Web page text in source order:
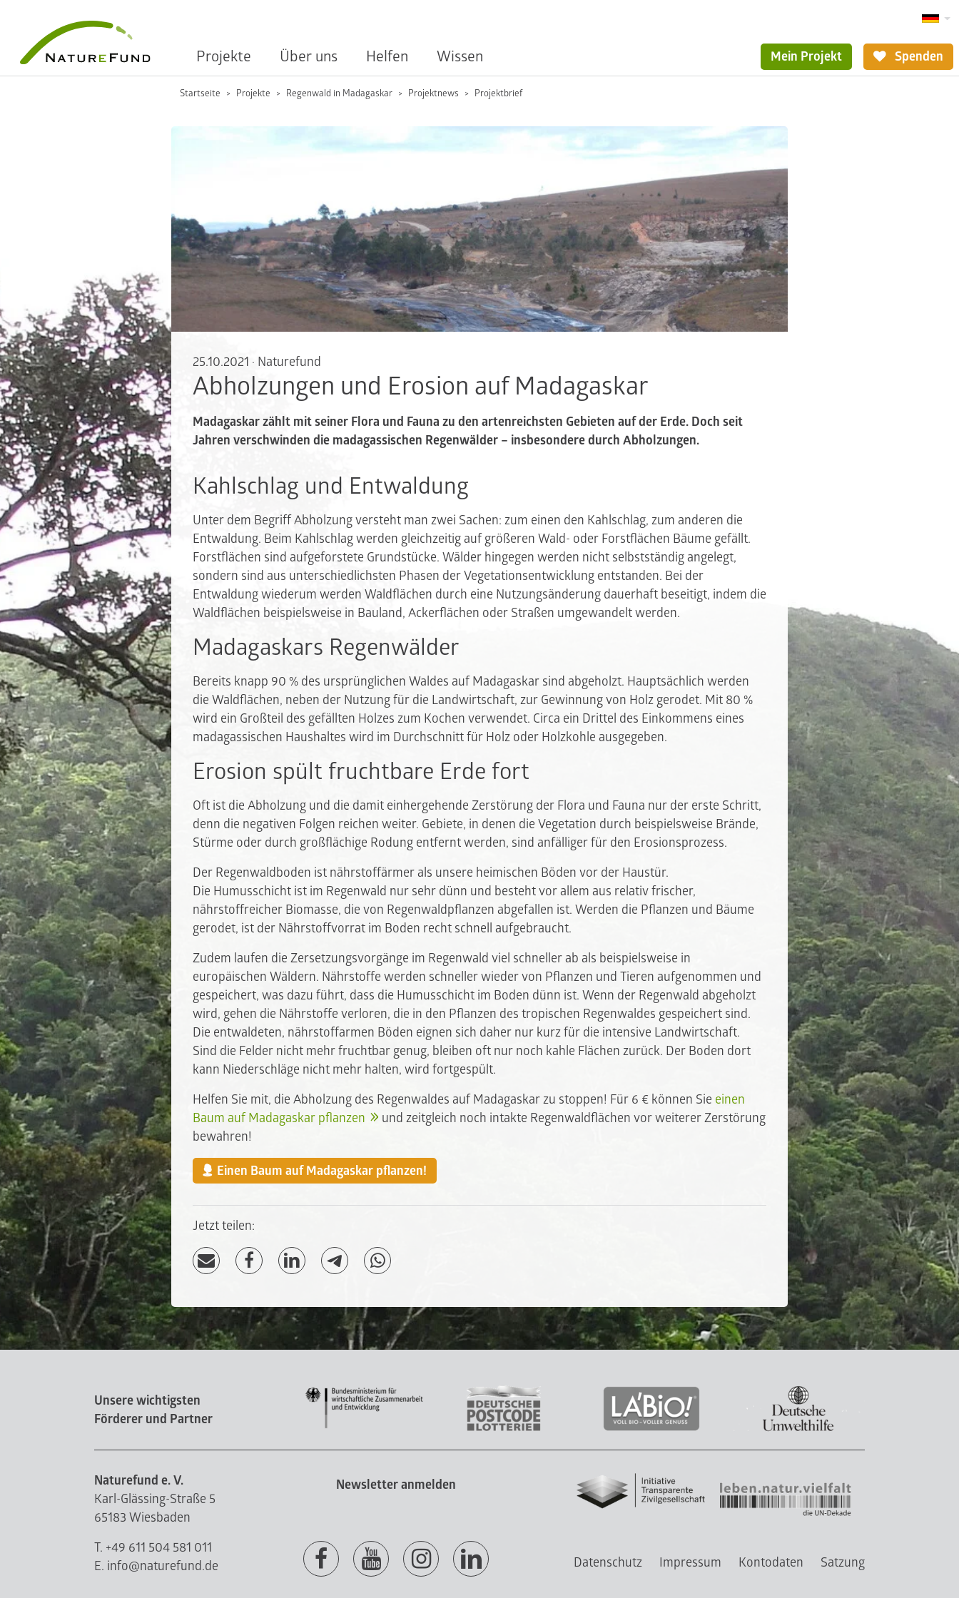
Projekte Über uns Helfen Wissen Mein Projekt Spenden
Startseite Projekte Regenwald in Madagaskar Projektnews Projektbrief
25.10.2021 · Naturefund
Abholzungen und Erosion auf Madagaskar
Madagaskar zählt mit seiner Flora und Fauna zu den artenreichsten Gebieten auf der Erde. Doch seit
Jahren verschwinden die madagassischen Regenwälder – insbesondere durch Abholzungen.
Kahlschlag und Entwaldung
Unter dem Begriff Abholzung versteht man zwei Sachen: zum einen den Kahlschlag, zum anderen die
Entwaldung. Beim Kahlschlag werden gleichzeitig auf größeren Wald- oder Forstflächen Bäume gefällt.
Forstflächen sind aufgeforstete Grundstücke. Wälder hingegen werden nicht selbstständig angelegt,
sondern sind aus unterschiedlichsten Phasen der Vegetationsentwicklung entstanden. Bei der
Entwaldung wiederum werden Waldflächen durch eine Nutzungsänderung dauerhaft beseitigt, indem die
Waldflächen beispielsweise in Bauland, Ackerflächen oder Straßen umgewandelt werden.
Madagaskars Regenwälder
Bereits knapp 90 % des ursprünglichen Waldes auf Madagaskar sind abgeholzt. Hauptsächlich werden
die Waldflächen, neben der Nutzung für die Landwirtschaft, zur Gewinnung von Holz gerodet. Mit 80 %
wird ein Großteil des gefällten Holzes zum Kochen verwendet. Circa ein Drittel des Einkommens eines
madagassischen Haushaltes wird im Durchschnitt für Holz oder Holzkohle ausgegeben.
Erosion spült fruchtbare Erde fort
Oft ist die Abholzung und die damit einhergehende Zerstörung der Flora und Fauna nur der erste Schritt,
denn die negativen Folgen reichen weiter. Gebiete, in denen die Vegetation durch beispielsweise Brände,
Stürme oder durch großflächige Rodung entfernt werden, sind anfälliger für den Erosionsprozess.
Der Regenwaldboden ist nährstoffärmer als unsere heimischen Böden vor der Haustür.
Die Humusschicht ist im Regenwald nur sehr dünn und besteht vor allem aus relativ frischer,
nährstoffreicher Biomasse, die von Regenwaldpflanzen abgefallen ist. Werden die Pflanzen und Bäume
gerodet, ist der Nährstoffvorrat im Boden recht schnell aufgebraucht.
Zudem laufen die Zersetzungsvorgänge im Regenwald viel schneller ab als beispielsweise in
europäischen Wäldern. Nährstoffe werden schneller wieder von Pflanzen und Tieren aufgenommen und
gespeichert, was dazu führt, dass die Humusschicht im Boden dünn ist. Wenn der Regenwald abgeholzt
wird, gehen die Nährstoffe verloren, die in den Pflanzen des tropischen Regenwaldes gespeichert sind.
Die entwaldeten, nährstoffarmen Böden eignen sich daher nur kurz für die intensive Landwirtschaft.
Sind die Felder nicht mehr fruchtbar genug, bleiben oft nur noch kahle Flächen zurück. Der Boden dort
kann Niederschläge nicht mehr halten, wird fortgespült.
Helfen Sie mit, die Abholzung des Regenwaldes auf Madagaskar zu stoppen! Für 6 € können Sie einen
Baum auf Madagaskar pflanzen
und zeitgleich noch intakte Regenwaldflächen vor weiterer Zerstörung
bewahren!
Einen Baum auf Madagaskar pflanzen!
Jetzt teilen:
Unsere wichtigsten
Förderer und Partner
Naturefund e. V.
Karl-Glässing-Straße 5
65183 Wiesbaden
T. +49 611 504 581 011
E. info@naturefund.de
Newsletter anmelden
Datenschutz Impressum Kontodaten Satzung